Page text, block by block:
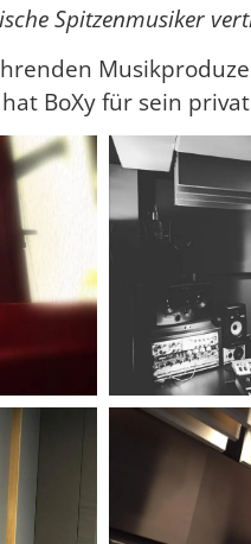
Spitzenmusiker
BoXy für sein